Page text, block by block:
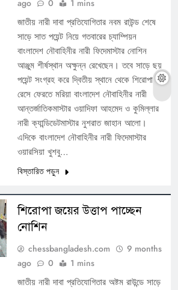
ago
0 1 mins
জাতীয় নারী দাবা প্রতিযোগিতার নবম রাউন্ড শেষে
সাড়ে সাত পয়েন্ট নিয়ে গতবারের চ্যাম্পিয়ন
বাংলাদেশ নৌবাহিনীর নারী ফিদেমাস্টার নোশিন
আঞ্জুম শীর্ষস্থান অক্ষুন্ন রেখেছেন। তবে সাড়ে ছয়
পয়েন্ট সংগ্রহ করে দ্বিতীয় স্থানে থেকে শিরোপা
রেসে ফেরতে মরিয়া বাংলাদেশ নৌবাহিনীর নারী
আন্তর্জাতিকমাস্টার ওয়াদিফা আহমেদ ও কুমিল্লার
নারী ক্যান্ডিডেটমাস্টার নুশরাত জাহান আলো।
এদিকে বাংলাদেশ নৌবাহিনীর নারী ফিদেমাস্টার
ওয়ারসিয়া খুশবু…
বিস্তারিত পড়ুন
শিরোপা জয়ের উত্তাপ পাচ্ছেন
নোশিন
chessbangladesh.com
9 months
ago
0 1 mins
জাতীয় নারী দাবা প্রতিযোগিতার অষ্টম রাউন্ডে সাড়ে